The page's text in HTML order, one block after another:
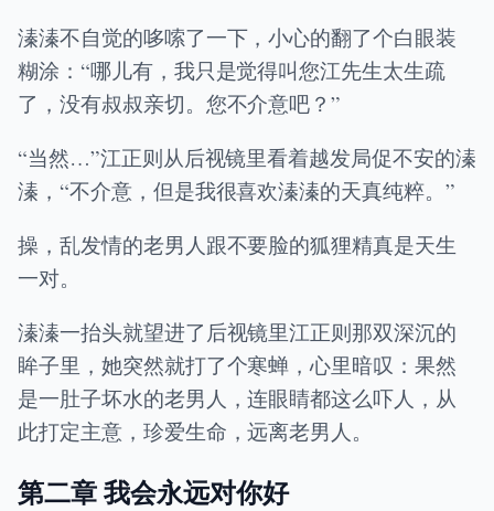
溱溱不自觉的哆嗦了一下，小心的翻了个白眼装
糊涂：“哪儿有，我只是觉得叫您江先生太生疏
了，没有叔叔亲切。您不介意吧？”
“当然…”江正则从后视镜里看着越发局促不安的溱
溱，“不介意，但是我很喜欢溱溱的天真纯粹。”
操，乱发情的老男人跟不要脸的狐狸精真是天生
一对。
溱溱一抬头就望进了后视镜里江正则那双深沉的
眸子里，她突然就打了个寒蝉，心里暗叹：果然
是一肚子坏水的老男人，连眼睛都这么吓人，从
此打定主意，珍爱生命，远离老男人。
第二章 我会永远对你好